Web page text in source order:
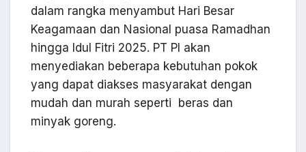
dalam rangka menyambut Hari Besar
Keagamaan dan Nasional puasa Ramadhan
hingga Idul Fitri 2025. PT PI akan
menyediakan beberapa kebutuhan pokok
yang dapat diakses masyarakat dengan
mudah dan murah seperti beras dan
minyak goreng.